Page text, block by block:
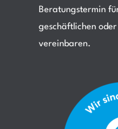
Beratungstermin
geschäftlichen
vereinbaren.